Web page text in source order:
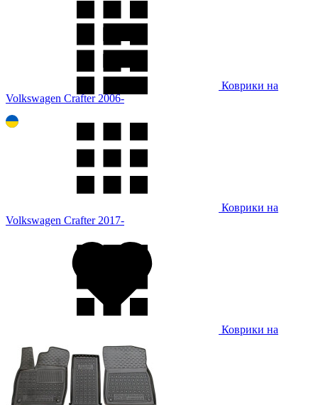
Коврики на
Volkswagen Crafter 2006-
Коврики на
Volkswagen Crafter 2017-
Коврики на